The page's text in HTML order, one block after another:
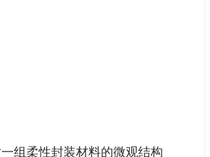
组柔性封装材料的微观结构